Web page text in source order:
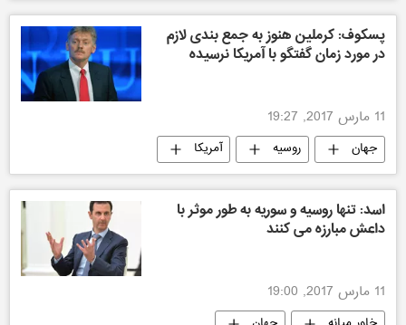
پسکوف: کرملین هنوز به جمع بندی لازم
در مورد زمان گفتگو با آمریکا نرسیده
11 مارس 2017, 19:27
جهان روسیه آمریکا
اسد: تنها روسیه و سوریه به طور موثر با
داعش مبارزه می کنند
11 مارس 2017, 19:00